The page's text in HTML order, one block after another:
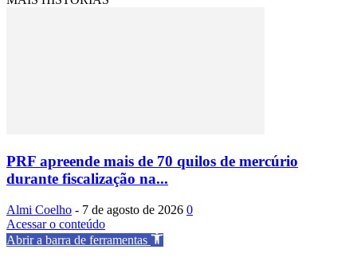
PRF apreende mais de 70 quilos de mercúrio
durante fiscalização na...
Almi Coelho - 7 de agosto de 2026 0
Acessar o conteúdo
Abrir a barra de ferramentas